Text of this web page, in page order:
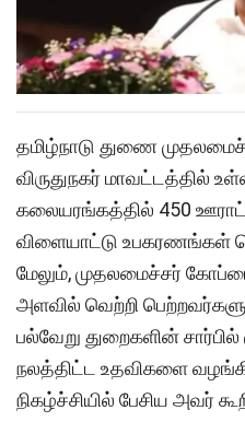
தமிழ்நாடு துணை
விருதுநகர் மாவட்டத்தில்
கலையரங்கத்தில் 450
விளையாட்டு உபகரணங்கள்
மேலும், முதலமைச்சர்
அளவில் வெற்றி
பல்வேறு துறைகளின்
நலத்திட்ட உதவிகளை
நிகழ்ச்சியில் பேசிய அவர்